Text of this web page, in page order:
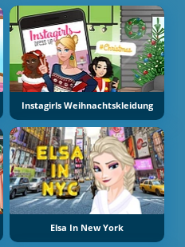
Instagirls Weihnachtskleidung
Elsa In New York